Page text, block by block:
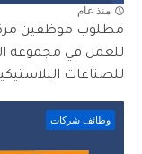
منذ عام
مطلوب موظفين
للعمل في مجموعة
للصناعات
وظائف شركات